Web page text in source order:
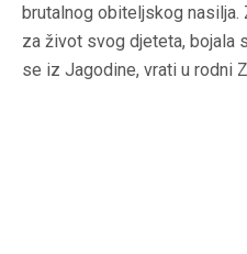
brutalnog obiteljskog
za život svog djeteta, bojala
se iz Jagodine, vrati u rodni